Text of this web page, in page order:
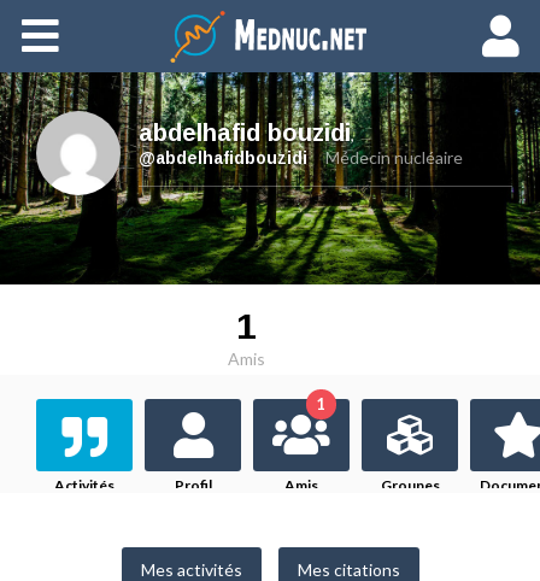
Ajouter du contenu
abdelhafid bouzidi,
@abdelhafidbouzidi Médecin nucléaire
1
Amis
Activités Profil Amis
1
Groupes
Mes activités Mes citations